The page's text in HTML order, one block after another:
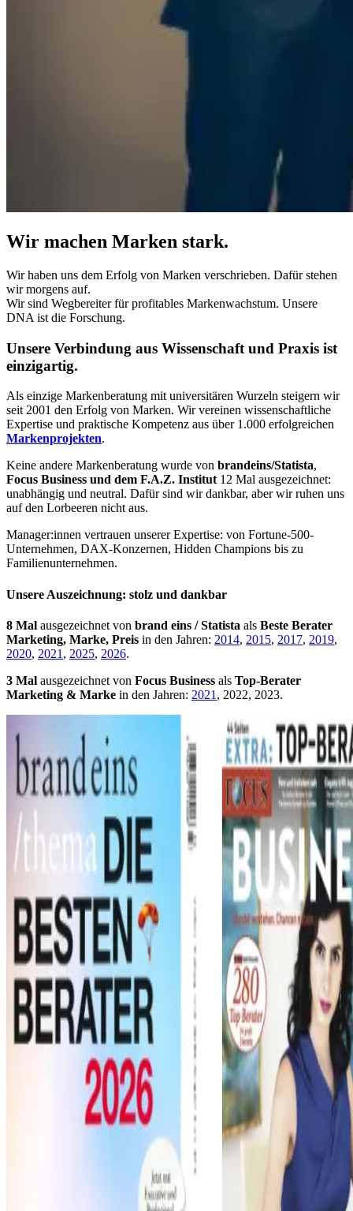
Wir machen Marken stark.
Wir haben uns dem Erfolg von Marken verschrieben. Dafür stehen
wir morgens auf.
Wir sind Wegbereiter für profitables Markenwachstum. Unsere
DNA ist die Forschung.
Unsere Verbindung aus Wissenschaft und Praxis ist
einzigartig.
Als einzige Markenberatung mit universitären Wurzeln steigern wir
seit 2001 den Erfolg von Marken. Wir vereinen wissenschaftliche
Expertise und praktische Kompetenz aus über 1.000 erfolgreichen
Markenprojekten.
Keine andere Markenberatung wurde von brandeins/Statista,
Focus Business und dem F.A.Z. Institut 12 Mal ausgezeichnet:
unabhängig und neutral. Dafür sind wir dankbar, aber wir ruhen uns
auf den Lorbeeren nicht aus.
Manager:innen vertrauen unserer Expertise: von Fortune-500-
Unternehmen, DAX-Konzernen, Hidden Champions bis zu
Familienunternehmen.
Unsere Auszeichnung: stolz und dankbar
8 Mal ausgezeichnet von brand eins / Statista als Beste Berater
Marketing, Marke, Preis in den Jahren: 2014, 2015, 2017, 2019,
2020, 2021 , 2025, 2026.
3 Mal ausgezeichnet von Focus Business als Top-Berater
Marketing & Marke in den Jahren: 2021 , 2022, 2023.